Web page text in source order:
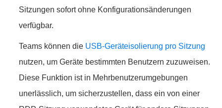
Sitzungen sofort ohne Konfigurationsänderungen
verfügbar.
Teams können die USB-Geräteisolierung pro Sitzung
nutzen, um Geräte bestimmten Benutzern zuzuweisen.
Diese Funktion ist in Mehrbenutzerumgebungen
unerlässlich, um sicherzustellen, dass ein von einer